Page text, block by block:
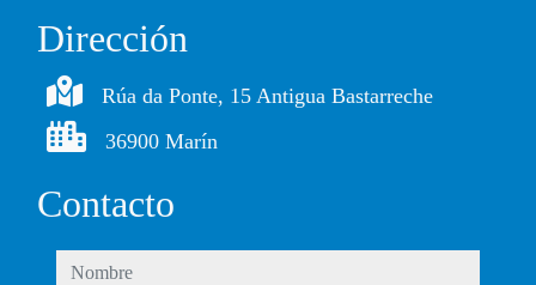
Dirección
Rúa da Ponte, 15 Antigua Bastarreche
36900 Marín
Contacto
nombre